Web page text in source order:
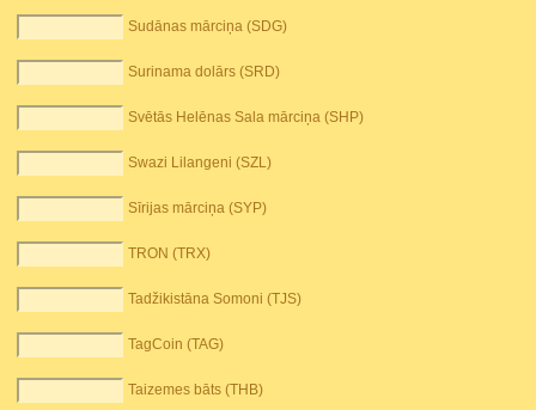
Sudānas mārciņa (SDG)
Surinama dolārs (SRD)
Svētās Helēnas Sala mārciņa (SHP)
Swazi Lilangeni (SZL)
Sīrijas mārciņa (SYP)
TRON (TRX)
Tadžikistāna Somoni (TJS)
TagCoin (TAG)
Taizemes bāts (THB)